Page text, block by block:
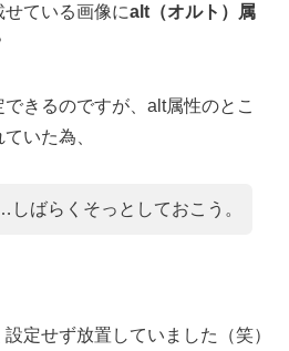
ている画像にalt（オルト）属
きるのですが、alt属性のとこ
いた為、
ばらくそっとしておこう。
定せず放置していました（笑）